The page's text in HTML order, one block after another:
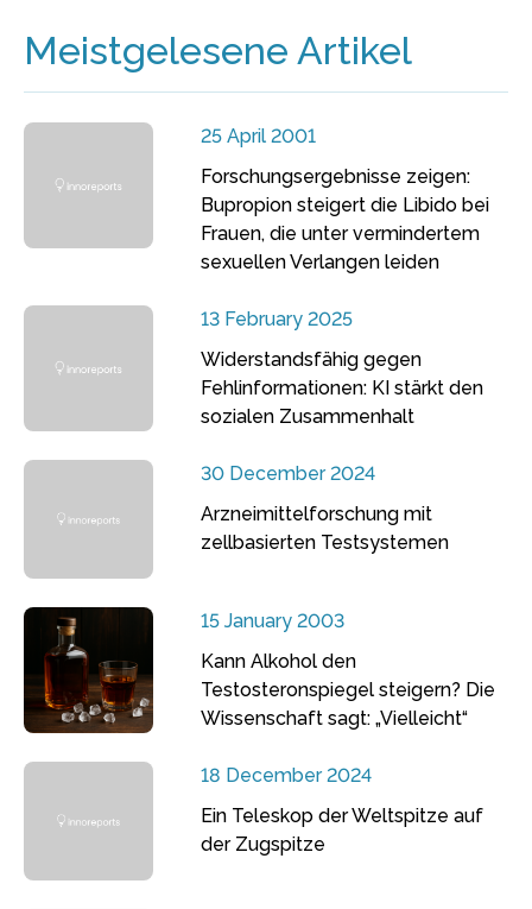
Meistgelesene Artikel
25 April 2001
Forschungsergebnisse zeigen:
Bupropion steigert die Libido bei
Frauen, die unter vermindertem
sexuellen Verlangen leiden
13 February 2025
Widerstandsfähig gegen
Fehlinformationen: KI stärkt den
sozialen Zusammenhalt
30 December 2024
Arzneimittelforschung mit
zellbasierten Testsystemen
15 January 2003
Kann Alkohol den
Testosteronspiegel steigern? Die
Wissenschaft sagt: „Vielleicht“
18 December 2024
Ein Teleskop der Weltspitze auf
der Zugspitze